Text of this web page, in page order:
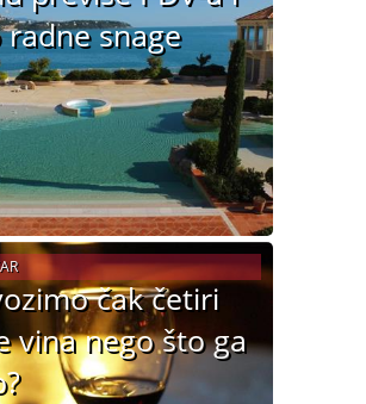
snage
čak četiri
vina nego što ga